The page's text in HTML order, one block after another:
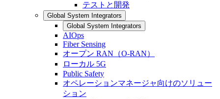
テストと開発
Global System Integrators
Global System Integrators
AIOps
Fiber Sensing
オープン RAN（O-RAN）
ローカル 5G
Public Safety
オペレーションマネージャ向けのソリュー
ション